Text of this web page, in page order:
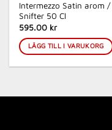
Intermezzo Satin arom /
Snifter 50 Cl
595.00 kr
LÄGG TILL I VARUKORG